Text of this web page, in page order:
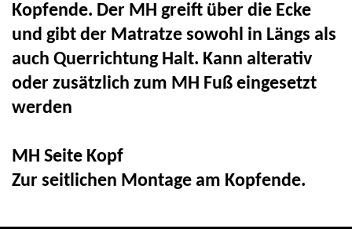
Kopfende. Der MH greift über die Ecke
und gibt der Matratze sowohl in Längs als
auch Querrichtung Halt. Kann alterativ
oder zusätzlich zum MH Fuß eingesetzt
werden
MH Seite Kopf
Zur seitlichen Montage am Kopfende.